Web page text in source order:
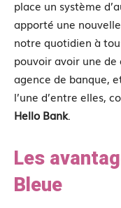
place un système
apporté une
notre quotidien à
pouvoir avoir une
agence de banque,
l’une d’entre elles,
Hello Bank.
Les
Bleue